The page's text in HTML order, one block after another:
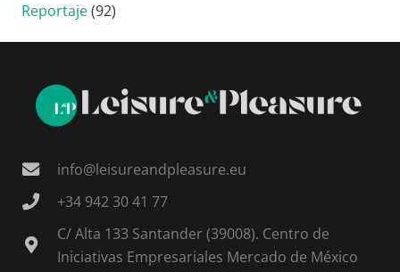
Reportaje(92)
info@leisureandpleasure.eu
+34 942 30 41 77
C/ Alta 133 Santander (39008). Centro de
Iniciativas Empresariales Mercado de México